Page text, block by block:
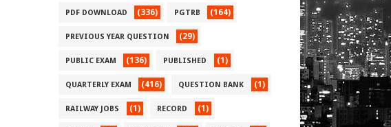
PDF DOWNLOAD (336) PGTRB (164)
PREVIOUS YEAR QUESTION (29)
PUBLIC EXAM (136) PUBLISHED (1)
QUARTERLY EXAM (416) QUESTION BANK (1)
RAILWAY JOBS (1) RECORD (1)